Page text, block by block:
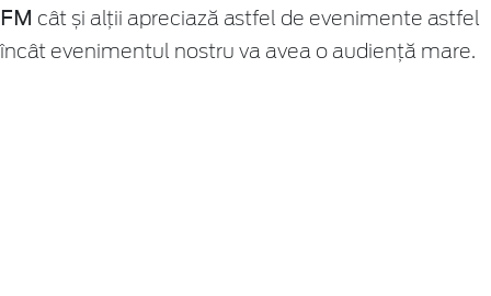
FM cât și alții apreciază astfel de evenimente astfel
încât evenimentul nostru va avea o audiență mare.